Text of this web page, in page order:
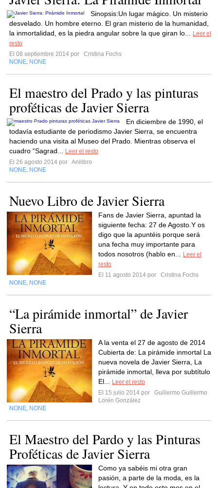
Sinopsis:Un lugar mágico. Un misterio
desvelado. Un hombre eterno. El gran misterio de la humanidad,
la inmortalidad, es la piedra angular sobre la que giran lo...
Leer el
resto
El 08 septiembre 2014 por
Cristina Fochs
NONE NONE
El maestro del Prado y las pinturas
proféticas de Javier Sierra
En diciembre de 1990, el
todavía estudiante de periodismo Javier Sierra, se encuentra
haciendo una visita al Museo del Prado. Mientras observa el
cuadro “Sagrad...
Leer el resto
El 26 agosto 2014 por Anilibro
NONE NONE
Nuevo Libro de Javier Sierra
Fans de Javier Sierra, apuntad la
siguiente fecha: 27 de Agosto.Y os
digo que la apuntéis porque será
una fecha muy importante para
todos nosotros (hablo en...
Leer el
resto
El 11 agosto 2014 por
Cristina Fochs
NONE NONE
“La pirámide inmortal” de Javier
Sierra
A la venta el 27 de agosto de 2014
Cubierta de: La pirámide inmortal La
nueva novela de Javier Sierra, La
pirámide inmortal, lleva por subtítulo
El...
Leer el resto
El 15 julio 2014 por
Guillermo Guillermo
Lorén González
NONE NONE
El Maestro del Pardo y las Pinturas
Proféticas de Javier Sierra
Como ya sabéis mi otra gran
pasión, a parte de la moda, es la